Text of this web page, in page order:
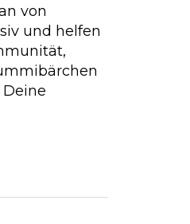
von
und helfen